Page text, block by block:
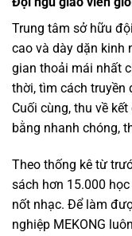
Trung tâm sở hữu
cao và dày dặn kinh
gian thoải mái nhất
thời, tìm cách truyền
Cuối cùng, thu về
bằng nhanh chóng,
Theo thống kê từ
sách hơn 15.000
nốt nhạc. Để làm
nghiệp MEKONG